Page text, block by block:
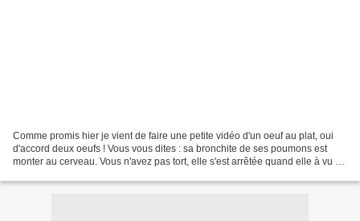
Comme promis hier je vient de faire une petite vidéo d'un oeuf au plat, oui
d'accord deux oeufs ! Vous vous dites : sa bronchite de ses poumons est
monter au cerveau. Vous n'avez pas tort, elle s'est arrêtée quand elle à vu un